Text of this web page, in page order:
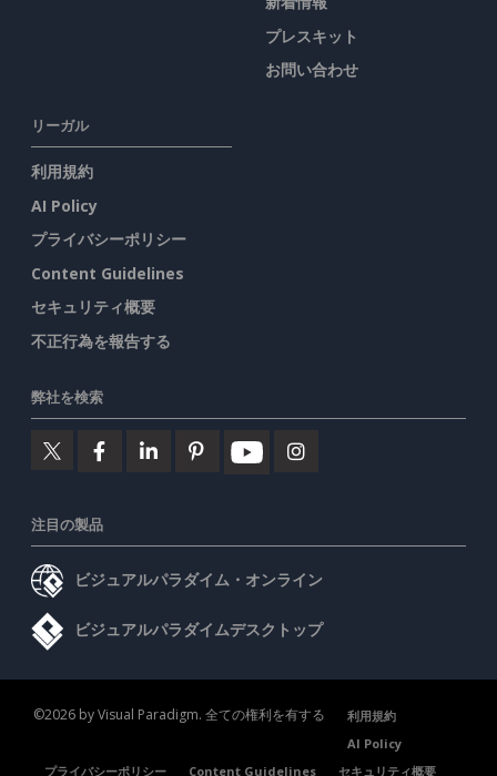
プレスキット
お問い合わせ
リーガル
利用規約
AI Policy
プライバシーポリシー
Content Guidelines
セキュリティ概要
不正行為を報告する
弊社を検索
注目の製品
ビジュアルパラダイム・オンライン
ビジュアルパラダイムデスクトップ
©2026 by Visual Paradigm. 全ての権利を有する
利用規約
AI Policy
プライバシーポリシー
Content Guidelines セキュリティ概要